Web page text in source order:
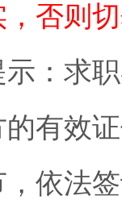
否则
：求
有效
依法